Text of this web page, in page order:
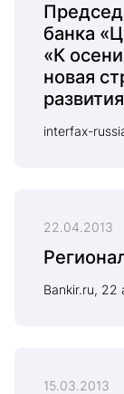
банка
«К
новая
interfax-
22.04.2013
Bankir.ru, 22
15.03.2013